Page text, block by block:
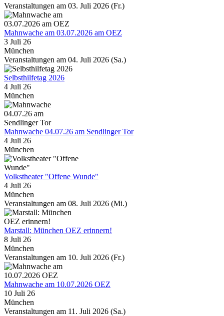
Veranstaltungen am 03. Juli 2026 (Fr.)
Mahnwache am 03.07.2026 am OEZ
3 Juli 26
München
Veranstaltungen am 04. Juli 2026 (Sa.)
Selbsthilfetag 2026
4 Juli 26
München
Mahnwache 04.07.26 am Sendlinger Tor
4 Juli 26
München
Volkstheater "Offene Wunde"
4 Juli 26
München
Veranstaltungen am 08. Juli 2026 (Mi.)
Marstall: München OEZ erinnern!
8 Juli 26
München
Veranstaltungen am 10. Juli 2026 (Fr.)
Mahnwache am 10.07.2026 OEZ
10 Juli 26
München
Veranstaltungen am 11. Juli 2026 (Sa.)